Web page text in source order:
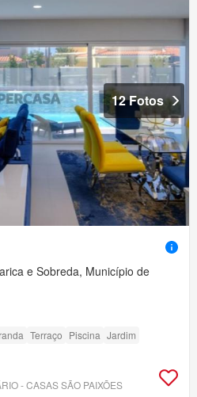
12 Fotos
e Sobreda, Município de
Terraço Piscina Jardim
- CASAS SÃO PAIXÕES